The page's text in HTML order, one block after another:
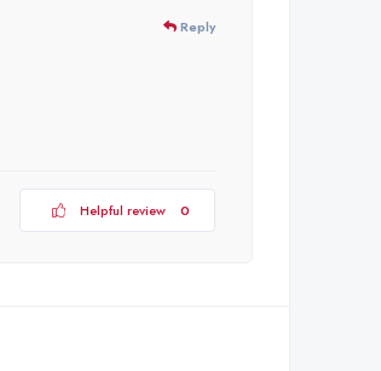
Reply
Helpful review 0